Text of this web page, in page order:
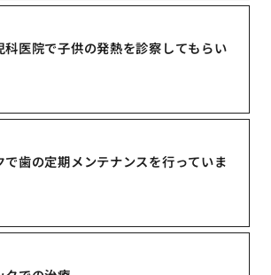
科医院で子供の発熱を診察してもらい
で歯の定期メンテナンスを行っていま